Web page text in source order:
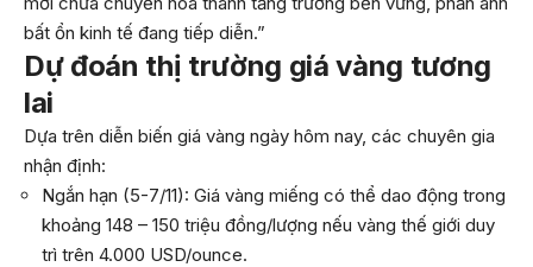
bất ổn kinh tế đang tiếp diễn.”
Dự đoán thị trường giá vàng tương
lai
Dựa trên diễn biến giá vàng ngày hôm nay, các chuyên gia
nhận định:
Ngắn hạn (5-7/11): Giá vàng miếng có thể dao động trong
khoảng 148 – 150 triệu đồng/lượng nếu vàng thế giới duy
trì trên 4.000 USD/ounce.